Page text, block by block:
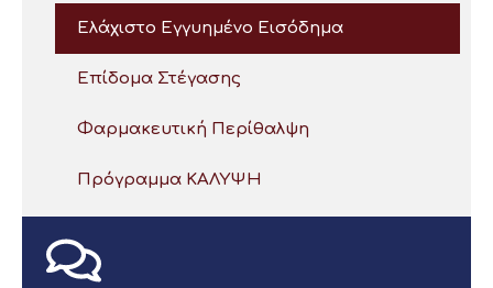
Ελάχιστο Εγγυημένο Εισόδημα
Επίδομα Στέγασης
Φαρμακευτική Περίθαλψη
Πρόγραμμα ΚΑΛΥΨΗ